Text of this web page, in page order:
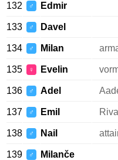
132 ♂ Edmir
133 ♂ Davel
134 ♂ Milan
135 ♀ Evelin
136 ♂ Adel
137 ♂ Emil
138 ♂ Nail
139 ♂ Milanče